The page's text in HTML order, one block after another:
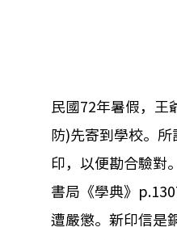
民國72年暑假，王
防)先寄到學校。
印，以便勘合驗對
書局《學典》
遭嚴懲。新印信是